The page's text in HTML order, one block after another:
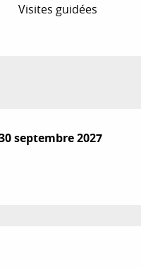
Visites guidées
septembre 2027
septembre 2027